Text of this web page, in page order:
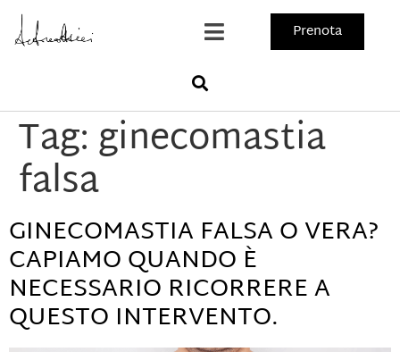
Prenota
Tag:ginecomastia
falsa
GINECOMASTIA FALSA O VERA?
CAPIAMO QUANDO È
NECESSARIO RICORRERE A
QUESTO INTERVENTO.